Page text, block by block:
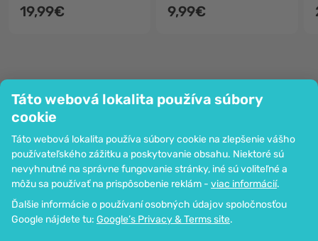
Táto webová lokalita používa súbory
cookie
Táto webová lokalita používa súbory cookie na zlepšenie vášho
používateľského zážitku a poskytovanie obsahu. Niektoré sú
nevyhnutné na správne fungovanie stránky, iné sú voliteľné a
môžu sa používať na prispôsobenie reklám - viac informácií.
Ďalšie informácie o používaní osobných údajov spoločnosťou
Google nájdete tu: Google’s Privacy & Terms site.
19,99€ 9,99€
Spoločnosť
Informácie
Pripoj sa k nám
Pomoc a objednávky
Možnosť platby kartou. Zaručená ochrana osobných údajov
prostredníctvom šifrovania SSL.